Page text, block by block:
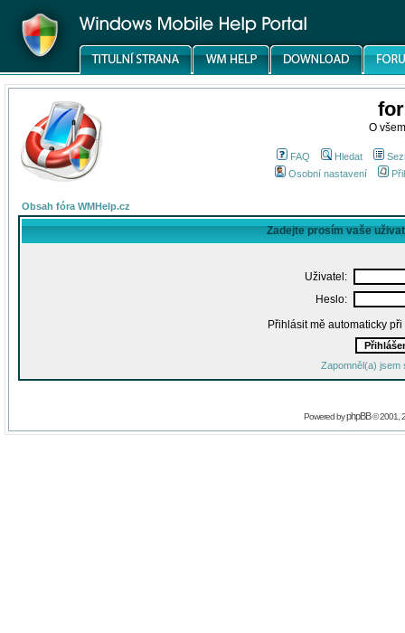
O
FAQ Hledat
Osobní nastavení
Obsah fóra WMHelp.cz
Zadejte prosím vaše
Uživatel:
Heslo:
Přihlásit mě automaticky
Zapomněl(a) jsem
Powered byphpBB© 2001,